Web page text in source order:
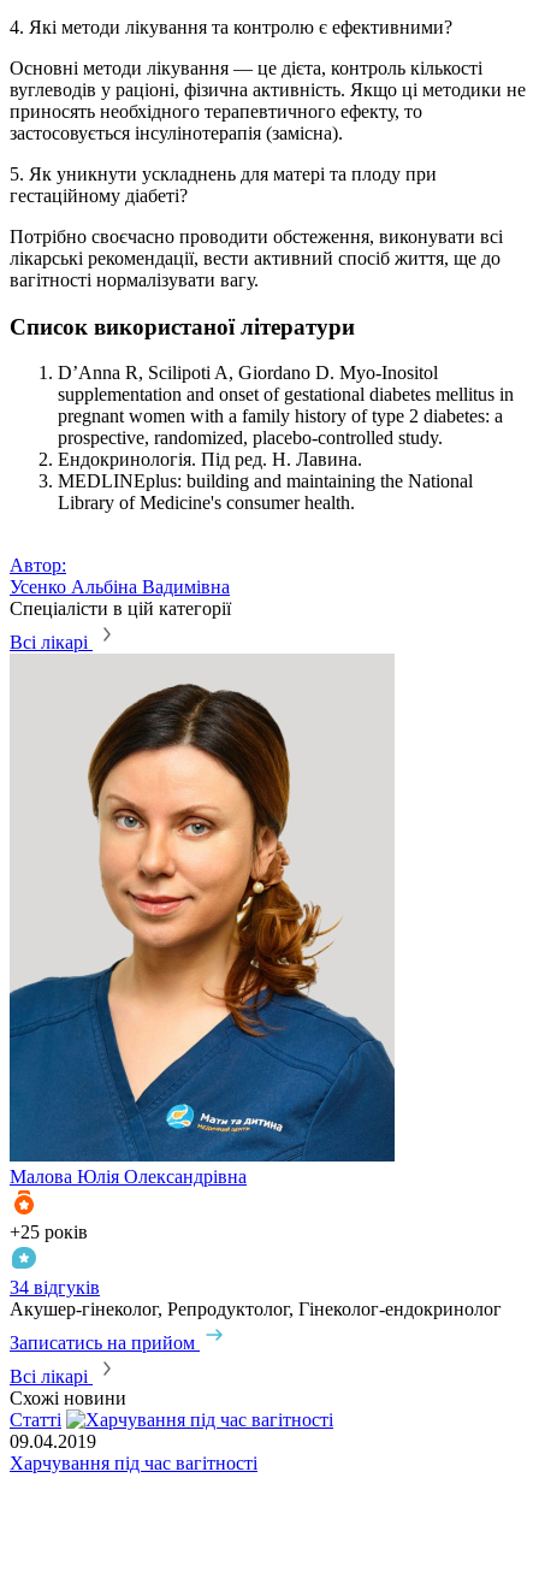
4. Які методи лікування та контролю є ефективними?
Основні методи лікування — це дієта, контроль кількості
вуглеводів у раціоні, фізична активність. Якщо ці методики не
приносять необхідного терапевтичного ефекту, то
застосовується інсулінотерапія (замісна).
5. Як уникнути ускладнень для матері та плоду при
гестаційному діабеті?
Потрібно своєчасно проводити обстеження, виконувати всі
лікарські рекомендації, вести активний спосіб життя, ще до
вагітності нормалізувати вагу.
Список використаної літератури
D’Anna R, Scilipoti A, Giordano D. Myo-Inositol
supplementation and onset of gestational diabetes mellitus in
pregnant women with a family history of type 2 diabetes: a
prospective, randomized, placebo-controlled study.
Ендокринологія. Під ред. Н. Лавина.
MEDLINEplus: building and maintaining the National
Library of Medicine's consumer health.
Автор:
Усенко Альбіна Вадимівна
Спеціалісти в цій категорії
Всі лікарі
Малова Юлія Олександрівна
+25 років
34 відгуків
Акушер-гінеколог, Репродуктолог, Гінеколог-ендокринолог
Записатись на прийом
Всі лікарі
Схожі новини
Статті
09.04.2019
Харчування під час вагітності